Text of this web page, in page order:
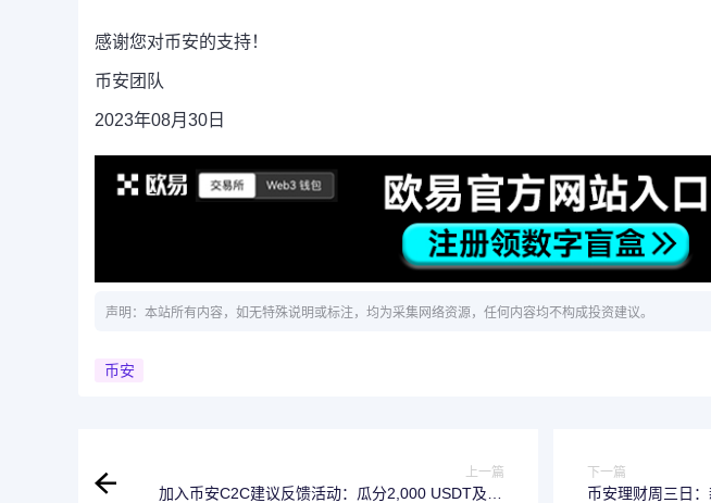
感谢您对币安的支持！
币安团队
2023年08月30日
声明：本站所有内容，如无特殊说明或标注，均为采集网络资源，任何内容均不构成投资建议。
币安
上一篇
加入币安C2C建议反馈活动：瓜分2,000 USDT及10
下一篇
币安理财周三日